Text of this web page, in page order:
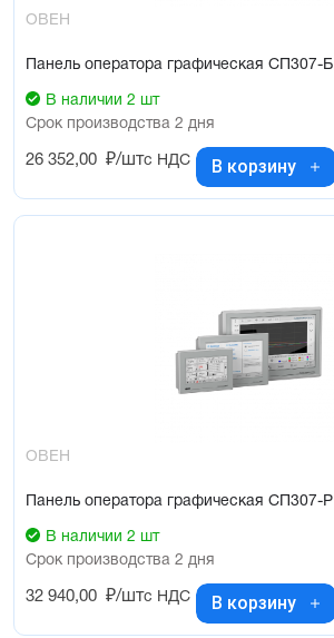
ОВЕН
Панель оператора графическая СП307-Б
В наличии 2 шт
Срок производства 2 дня
26 352,00 ₽/штс НДС В корзину
ОВЕН
Панель оператора графическая СП307-Р
В наличии 2 шт
Срок производства 2 дня
32 940,00 ₽/штс НДС В корзину